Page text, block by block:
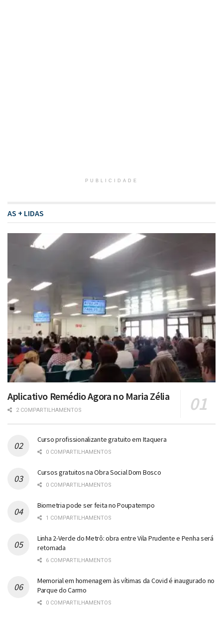
PUBLICIDADE
AS + LIDAS
Aplicativo Remédio Agora no Maria Zélia
2 COMPARTILHAMENTOS
Curso profissionalizante gratuito em Itaquera
0 COMPARTILHAMENTOS
Cursos gratuitos na Obra Social Dom Bosco
0 COMPARTILHAMENTOS
Biometria pode ser feita no Poupatempo
1 COMPARTILHAMENTOS
Linha 2-Verde do Metrô: obra entre Vila Prudente e Penha será
retomada
6 COMPARTILHAMENTOS
Memorial em homenagem às vítimas da Covid é inaugurado no
Parque do Carmo
0 COMPARTILHAMENTOS